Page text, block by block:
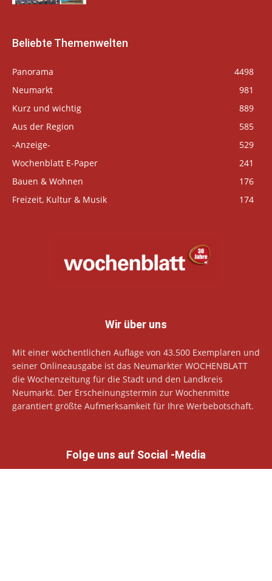
Beliebte Themenwelten
Panorama
4498
Neumarkt
981
Kurz und wichtig
889
Aus der Region
585
-Anzeige-
529
Wochenblatt E-Paper
241
Bauen & Wohnen
176
Freizeit, Kultur & Musik
174
Wir über uns
Mit einer wöchentlichen Auflage von 43.500 Exemplaren und
seiner Onlineausgabe ist das Neumarkter WOCHENBLATT
die Wochenzeitung für die Stadt und den Landkreis
Neumarkt. Der Erscheinungstermin zur Wochenmitte
garantiert größte Aufmerksamkeit für Ihre Werbebotschaft.
Folge uns auf Social -Media